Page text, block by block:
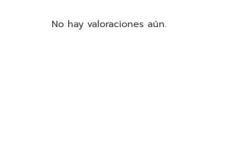
No hay valoraciones aún.